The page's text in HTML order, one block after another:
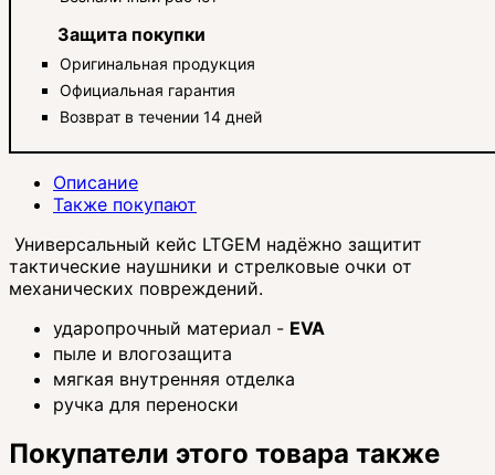
Защита покупки
Оригинальная продукция
Официальная гарантия
Возврат в течении 14 дней
Описание
Также покупают
Универсальный кейс LTGEM надёжно защитит
тактические наушники и стрелковые очки от
механических повреждений.
ударопрочный материал - EVA
пыле и влогозащита
мягкая внутренняя отделка
ручка для переноски
Покупатели этого товара также